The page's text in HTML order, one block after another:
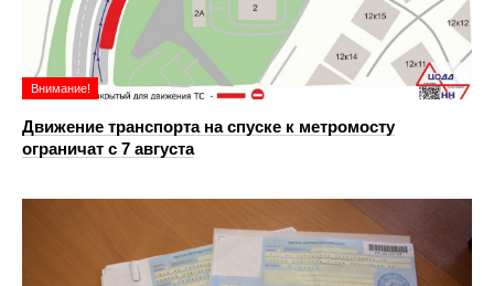
Внимание!
Движение транспорта на спуске к метромосту
ограничат с 7 августа